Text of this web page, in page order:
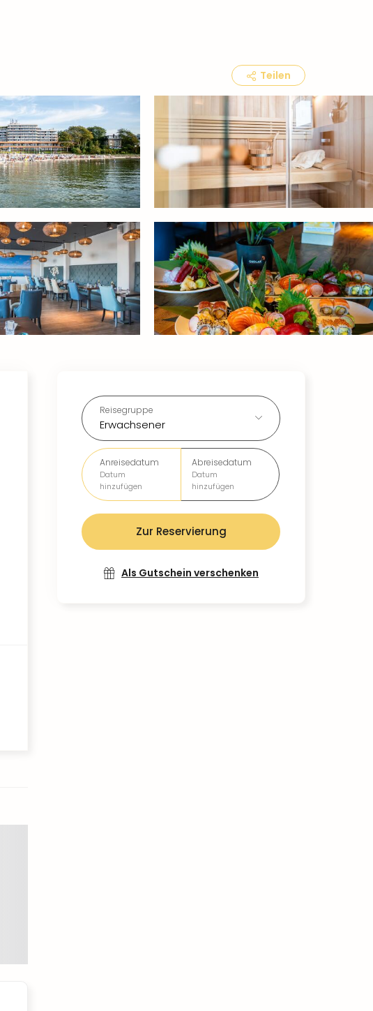
Teilen
Reisegruppe
Erwachsener
Anreisedatum
Datum
hinzufügen
Abreisedatum
Datum
hinzufügen
Zur Reservierung
Als Gutschein verschenken